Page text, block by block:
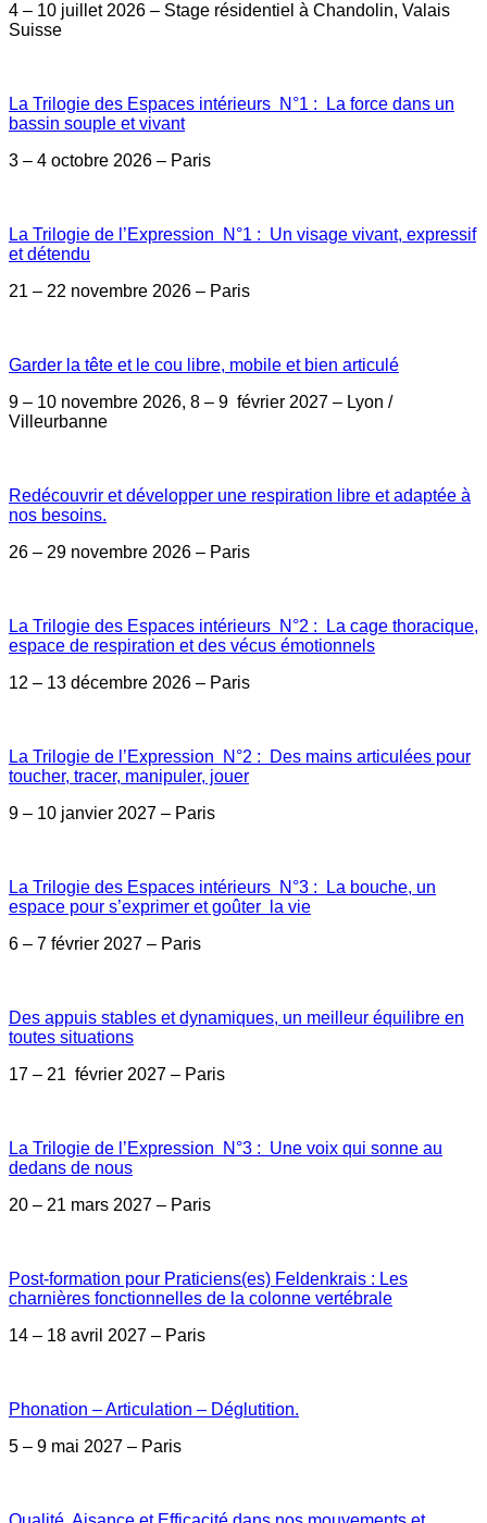
4 – 10 juillet 2026 – Stage résidentiel à Chandolin, Valais
Suisse
La Trilogie des Espaces intérieurs N°1 : La force dans un
bassin souple et vivant
3 – 4 octobre 2026 – Paris
La Trilogie de l’Expression N°1 : Un visage vivant, expressif
et détendu
21 – 22 novembre 2026 – Paris
Garder la tête et le cou libre, mobile et bien articulé
9 – 10 novembre 2026, 8 – 9 février 2027 – Lyon /
Villeurbanne
Redécouvrir et développer une respiration libre et adaptée à
nos besoins.
26 – 29 novembre 2026 – Paris
La Trilogie des Espaces intérieurs N°2 : La cage thoracique,
espace de respiration et des vécus émotionnels
12 – 13 décembre 2026 – Paris
La Trilogie de l’Expression N°2 : Des mains articulées pour
toucher, tracer, manipuler, jouer
9 – 10 janvier 2027 – Paris
La Trilogie des Espaces intérieurs N°3 : La bouche, un
espace pour s’exprimer et goûter la vie
6 – 7 février 2027 – Paris
Des appuis stables et dynamiques, un meilleur équilibre en
toutes situations
17 – 21 février 2027 – Paris
La Trilogie de l’Expression N°3 : Une voix qui sonne au
dedans de nous
20 – 21 mars 2027 – Paris
Post-formation pour Praticiens(es) Feldenkrais : Les
charnières fonctionnelles de la colonne vertébrale
14 – 18 avril 2027 – Paris
Phonation – Articulation – Déglutition.
5 – 9 mai 2027 – Paris